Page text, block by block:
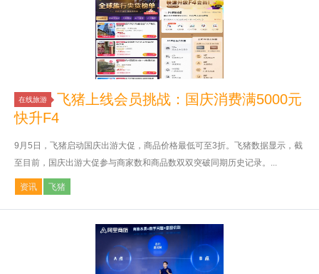
在线旅游
飞猪上线会员挑战：国庆消费满5000元
快升F4
9月5日，飞猪启动国庆出游大促，商品价格最低可至3折。飞猪数据显示，截
至目前，国庆出游大促参与商家数和商品数双双突破同期历史记录。...
资讯 飞猪